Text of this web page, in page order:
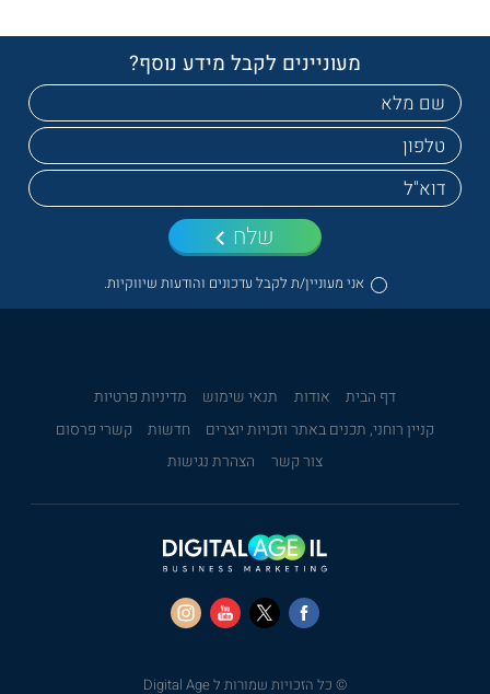
מעוניינים לקבל מידע נוסף?
אני מעוניין/ת לקבל עדכונים והודעות שיווקיות.
שלח
דף הבית אודות תנאי שימוש
מדיניות פרטיות
קניין רוחני, תכנים באתר וזכויות יוצרים
חדשות
קשרי פרסום
צור קשר
הצהרת נגישות
© כל הזכויות שמורות ל Digital Age